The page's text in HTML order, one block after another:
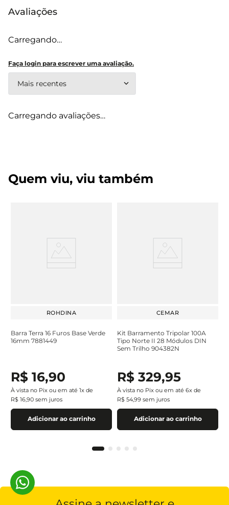
Avaliações
Carregando…
Faça login para escrever uma avaliação.
Mais recentes
Carregando avaliações…
Quem viu, viu também
ROHDINA
Barra Terra 16 Furos Base Verde
16mm 7881449
R$ 16,90
À vista no Pix ou em até 1x de
R$ 16,90 sem juros
Adicionar ao carrinho
CEMAR
Kit Barramento Tripolar 100A
Tipo Norte II 28 Módulos DIN
Sem Trilho 904382N
R$ 329,95
À vista no Pix ou em até 6x de
R$ 54,99 sem juros
Adicionar ao carrinho